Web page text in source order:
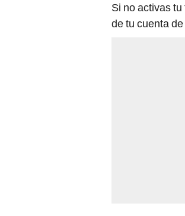
Si no activas
de tu cuenta